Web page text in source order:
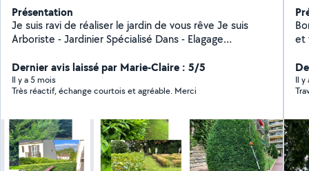
Présentation
Je suis ravi de réaliser le jardin de vous rêve Je suis
Arboriste - Jardinier Spécialisé Dans - Elagage
de tout le matériel professionnel Broyage de branches
Taille des haies -Tonte de votre gazon - Débroussaillage
. Entretien de jardin bureau restaurant . Parc - Plus , de
rouleau et SEMI N'hésitez pas à me contacter -mon
O633223304 Je suis disponible et à votre écoute.
Merci pour votre confiance.
Dernier avis laissé par Marie-Claire : 5/5
Il y a 5 mois
Très réactif, échange courtois et agréable. Merci
Bonjour, Je
et
de hauteur
les
Il y